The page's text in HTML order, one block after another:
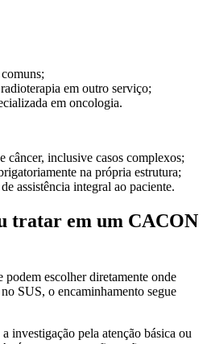
em outro serviço;
em oncologia.
câncer, inclusive casos complexos;
na própria estrutura;
assistência integral ao paciente.
tratar em um CACON
podem escolher diretamente onde
SUS, o encaminhamento segue
investigação pela atenção básica ou